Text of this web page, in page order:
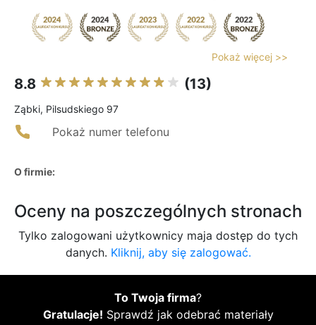
Pokaż więcej >>
8.8 (13)
Ząbki, Pilsudskiego 97
Pokaż numer telefonu
O firmie:
Oceny na poszczególnych stronach
Tylko zalogowani użytkownicy maja dostęp do tych
danych. Kliknij, aby się zalogować.
To Twoja firma?
Gratulacje! Sprawdź jak odebrać materiały